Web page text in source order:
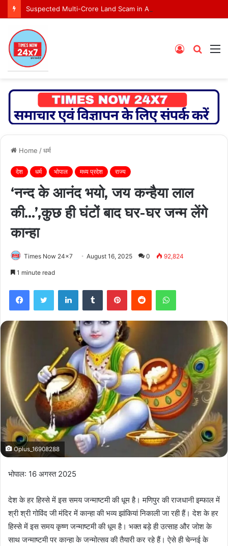
Search
Log
Home /धर्म
देश धर्म भोपाल मध्य प्रदेश राज्य
‘नन्द के आनंद भयो, जय कन्हैया लाल
की…’,कुछ ही घंटों बाद घर-घर जन्म लेंगे
कान्हा
Times Now 24x7 August 16, 2025 0 92,824
1 minute read
FacebookTwitter LinkedInTumblr PinterestReddit WhatsApp
Oplus_16908288
भोपाल: 16 अगस्त 2025
देश के हर हिस्से में इस समय जन्माष्टमी की धूम है। मणिपुर की राजधानी इम्फाल में
श्री श्री गोविंद जी मंदिर में कान्हा की भव्य झांकियां निकाली जा रही हैं। देश के हर
हिस्से में इस समय कृष्ण जन्माष्टमी की धूम है। भक्त बड़े ही उत्साह और जोश के
साथ जन्माष्टमी पर कान्हा के जन्मोत्सव की तैयारी कर रहे हैं। ऐसे ही चेन्नई के